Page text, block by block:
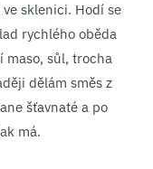
sklenici. Hodí se
rychlého oběda
maso, sůl, trocha
dělám směs z
šťavnaté a po
má.